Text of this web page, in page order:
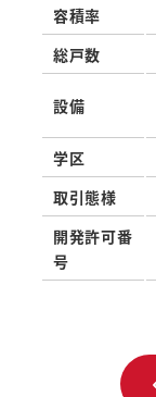
容積率
総戸数
設備
学区
取引態様
開発許可番
号